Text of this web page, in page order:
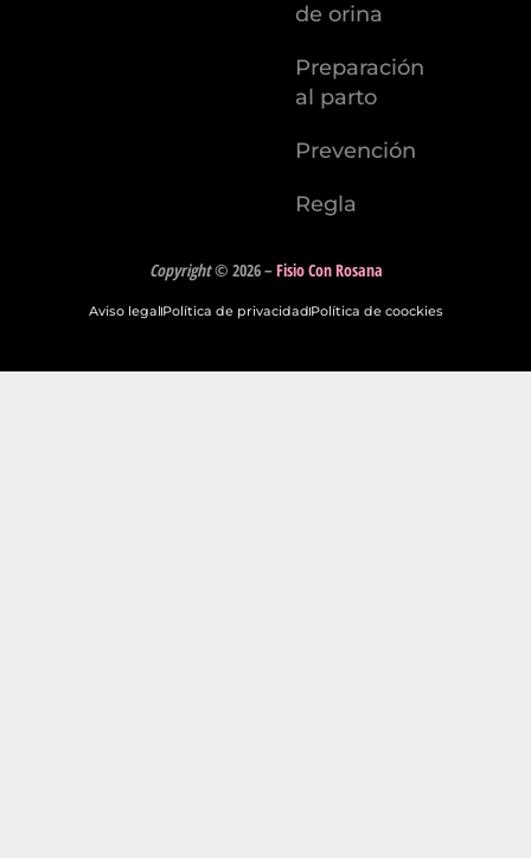
de orina
Preparación
al parto
Prevención
Regla
Copyright© 2026–Fisio Con Rosana
Aviso legalPolítica de privacidadPolítica de coockies